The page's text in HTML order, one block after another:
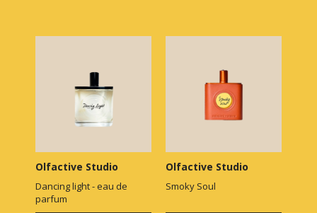
Olfactive Studio
Dancing light - eau de
parfum
Olfactive Studio
Smoky Soul